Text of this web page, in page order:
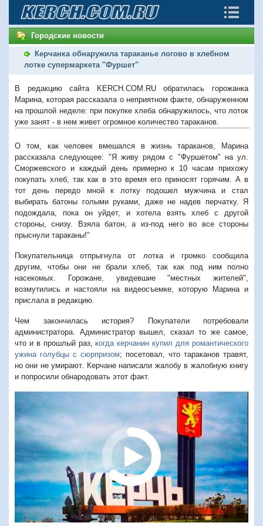
Городские новости
Керчанка обнаружила тараканье логово в хлебном
лотке супермаркета "Фуршет"
В редакцию сайта KERCH.COM.RU обратилась горожанка
Марина, которая рассказала о неприятном факте, обнаруженном
на прошлой неделе: при покупке хлеба обнаружилось, что лоток
уже занят - в нем живет огромное количество тараканов.
О том, как человек вмешался в жизнь тараканов, Марина
рассказала следующее: "Я живу рядом с "Фуршетом" на ул.
Сморжевского и каждый день примерно к 10 часам прихожу
покупать хлеб, так как в это время его приносят горячим. А в
тот день передо мной к лотку подошел мужчина и стал
выбирать батоны голыми руками, даже не надев перчатку. Я
подождала, пока он уйдет, и хотела взять хлеб с другой
стороны, снизу. Взяла батон, а из-под него во все стороны
прыснули тараканы!"
Покупательница отпрыгнула от лотка и громко сообщила
другим, чтобы они не брали хлеб, так как под ним полно
насекомых. Горожане, увидевшие "местных жителей",
возмутились и настояли на видеосъемке, которую Марина и
прислала в редакцию.
Чем закончилась история? Покупатели потребовали
администратора. Администратор вышел, сказал то же самое,
что и в прошлый раз,когда керчанин купил для романтического
ужина голубцы с сюрпризом; посетовал, что тараканов травят,
но они не умирают. Керчане написали жалобу в жалобную книгу
и попросили обнародовать этот факт.